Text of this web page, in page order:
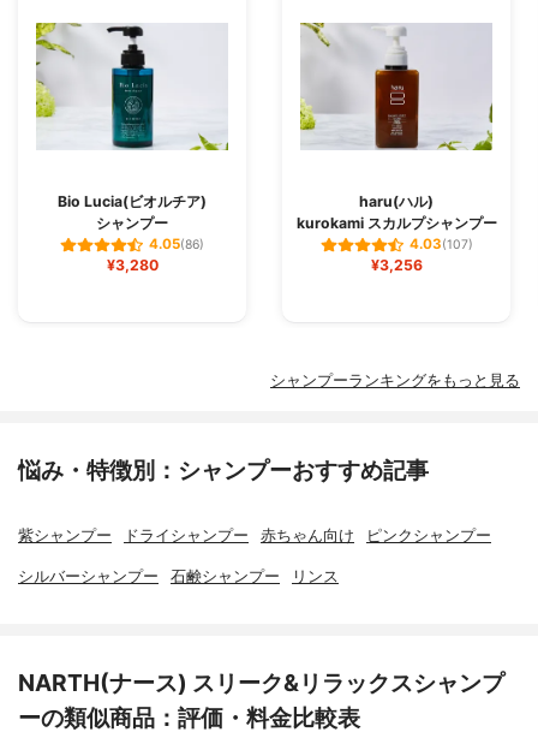
Bio Lucia(ビオルチア)
シャンプー
4.05(86)
¥3,280
haru(ハル)
kurokami スカルプシャンプー
4.03(107)
¥3,256
シャンプーランキングをもっと見る
悩み・特徴別：シャンプーおすすめ記事
紫シャンプー ドライシャンプー 赤ちゃん向け ピンクシャンプー
シルバーシャンプー 石鹸シャンプー リンス
NARTH(ナース) スリーク&リラックスシャンプ
ーの類似商品：評価・料金比較表